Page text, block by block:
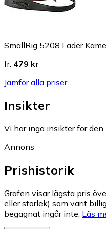
SmallRig 5208 Läder
fr. 479 kr
Jämför alla priser
Insikter
Vi har inga insikter för den
Annons
Prishistorik
Grafen visar lägsta pris
eller storlek) som varit
begagnat ingår inte. Läs